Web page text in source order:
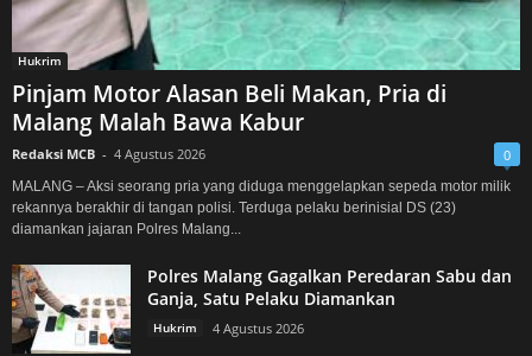
Hukrim
Pinjam Motor Alasan Beli Makan, Pria di
Malang Malah Bawa Kabur
Redaksi MCB - 4 Agustus 2026 0
MALANG – Aksi seorang pria yang diduga menggelapkan sepeda motor milik
rekannya berakhir di tangan polisi. Terduga pelaku berinisial DS (23)
diamankan jajaran Polres Malang...
Polres Malang Gagalkan Peredaran Sabu dan
Ganja, Satu Pelaku Diamankan
Hukrim 4 Agustus 2026